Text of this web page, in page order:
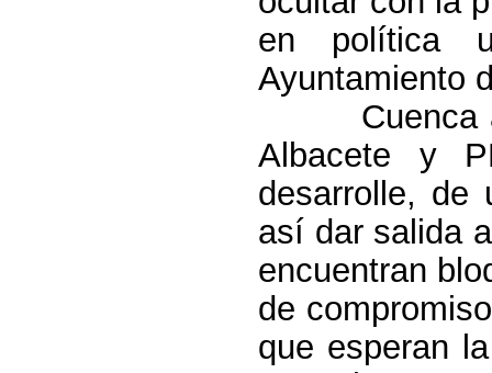
en política
Ayuntamiento
Cuenca
Albacete y
desarrolle, de
así dar salida
encuentran
de
que esperan